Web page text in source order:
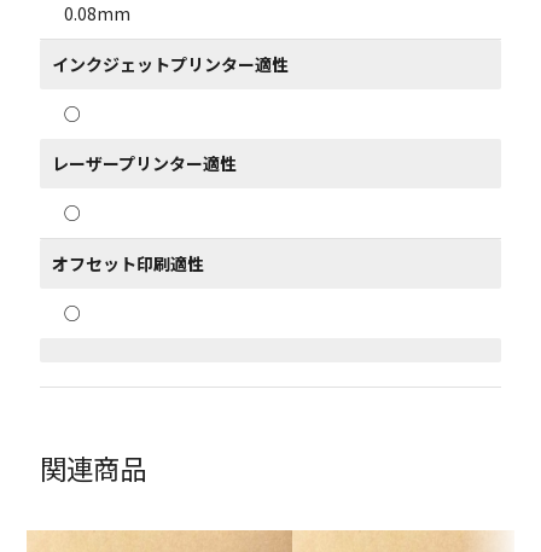
0.08mm
インクジェットプリンター適性
○
レーザープリンター適性
○
オフセット印刷適性
○
関連商品